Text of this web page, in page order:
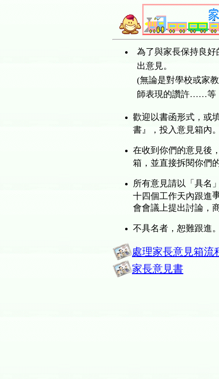
為了與家長保持良
出意見。
(無論是對學校或家
師表現的讚許……等
歡迎以書函形式，或
書』，投入意見箱內
在收到你們的意見後
箱，並直接拆閱你們
所有意見請以「具名
十四個工作天內跟進
會會議上提出討論，
不具名者，恕難跟進
處理家長意見箱流
家長意見書